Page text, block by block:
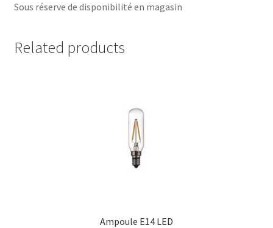
Sous réserve de disponibilité en magasin
Related products
Ampoule E14 LED